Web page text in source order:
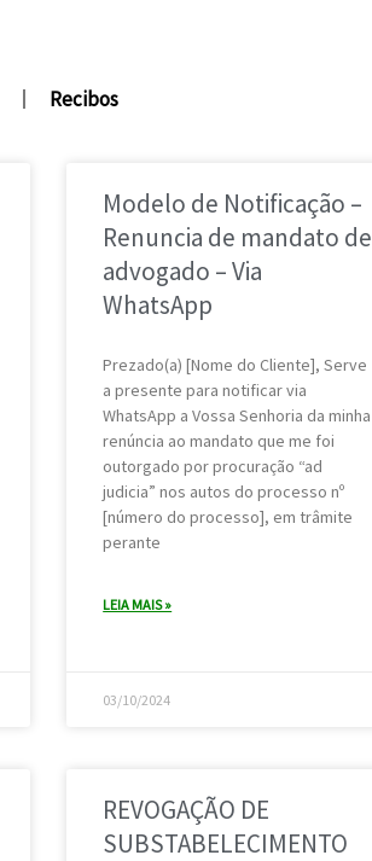
Recibos
Modelo de Notificação –
Renuncia de mandato de
advogado – Via
WhatsApp
Prezado(a) [Nome do Cliente], Serve
a presente para notificar via
WhatsApp a Vossa Senhoria da minha
renúncia ao mandato que me foi
outorgado por procuração “ad
judicia” nos autos do processo nº
[número do processo], em trâmite
perante
LEIA MAIS »
03/10/2024
REVOGAÇÃO DE
SUBSTABELECIMENTO